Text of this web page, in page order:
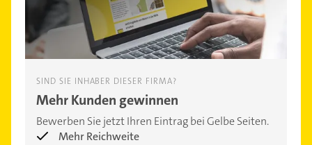
SIND SIE INHABER DIESER FIRMA?
Mehr Kunden gewinnen
Bewerben Sie jetzt Ihren Eintrag bei Gelbe Seiten.
Mehr Reichweite